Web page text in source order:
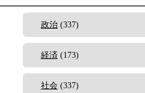
政治(337)
経済(173)
社会(337)